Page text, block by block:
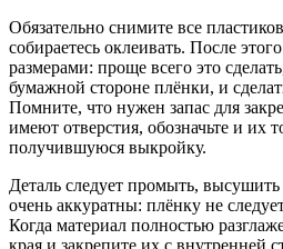
Обязательно снимите все
собираетесь оклеивать. После
размерами: проще всего это
бумажной стороне плёнки, и
Помните, что нужен запас для
имеют отверстия, обозначьте и их
получившуюся выкройку.
Деталь следует промыть,
очень аккуратны: плёнку не
Когда материал полностью
края и закрепите их с внутренней